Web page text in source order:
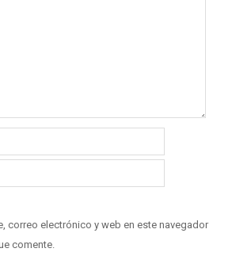
correo electrónico y web en este navegador
comente.